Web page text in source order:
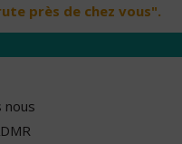
près de chez vous".
nous